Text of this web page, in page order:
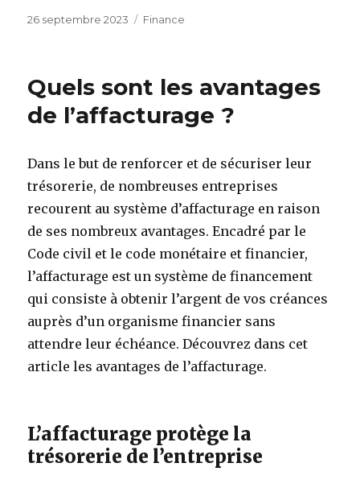
Publié
26 septembre 2023 Catégories
Finance
Quels sont les avantages
de l’affacturage ?
Dans le but de renforcer et de sécuriser leur
trésorerie, de nombreuses entreprises
recourent au système d’affacturage en raison
de ses nombreux avantages. Encadré par le
Code civil et le code monétaire et financier,
l’affacturage est un système de financement
qui consiste à obtenir l’argent de vos créances
auprès d’un organisme financier sans
attendre leur échéance. Découvrez dans cet
article les avantages de l’affacturage.
L’affacturage protège la
trésorerie de l’entreprise